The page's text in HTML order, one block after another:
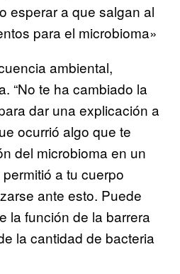
esperar a que salgan al
para el microbioma»
ambiental,
“No te ha cambiado la
dar una explicación a
ocurrió algo que te
del microbioma en un
a tu cuerpo
ante esto. Puede
la función de la barrera
la cantidad de bacteria